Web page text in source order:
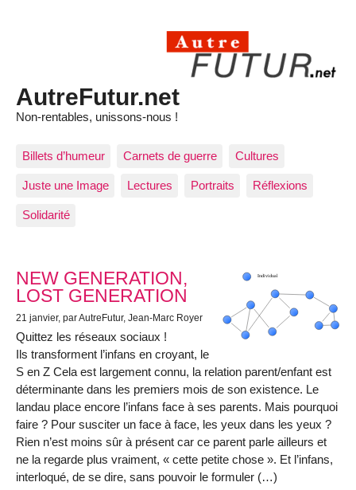
AutreFutur.net
Non-rentables, unissons-nous !
Billets d’humeur Carnets de guerre Cultures
Juste une Image Lectures Portraits Réflexions
Solidarité
Articles les plus récents
NEW GENERATION,
LOST GENERATION
21 janvier, par AutreFutur, Jean-Marc Royer
Quittez les réseaux sociaux !
Ils transforment l’infans en croyant, le
S en Z Cela est largement connu, la relation parent/enfant est
déterminante dans les premiers mois de son existence. Le
landau place encore l’infans face à ses parents. Mais pourquoi
faire ? Pour susciter un face à face, les yeux dans les yeux ?
Rien n’est moins sûr à présent car ce parent parle ailleurs et
ne la regarde plus vraiment, « cette petite chose ». Et l’infans,
interloqué, de se dire, sans pouvoir le formuler (…)